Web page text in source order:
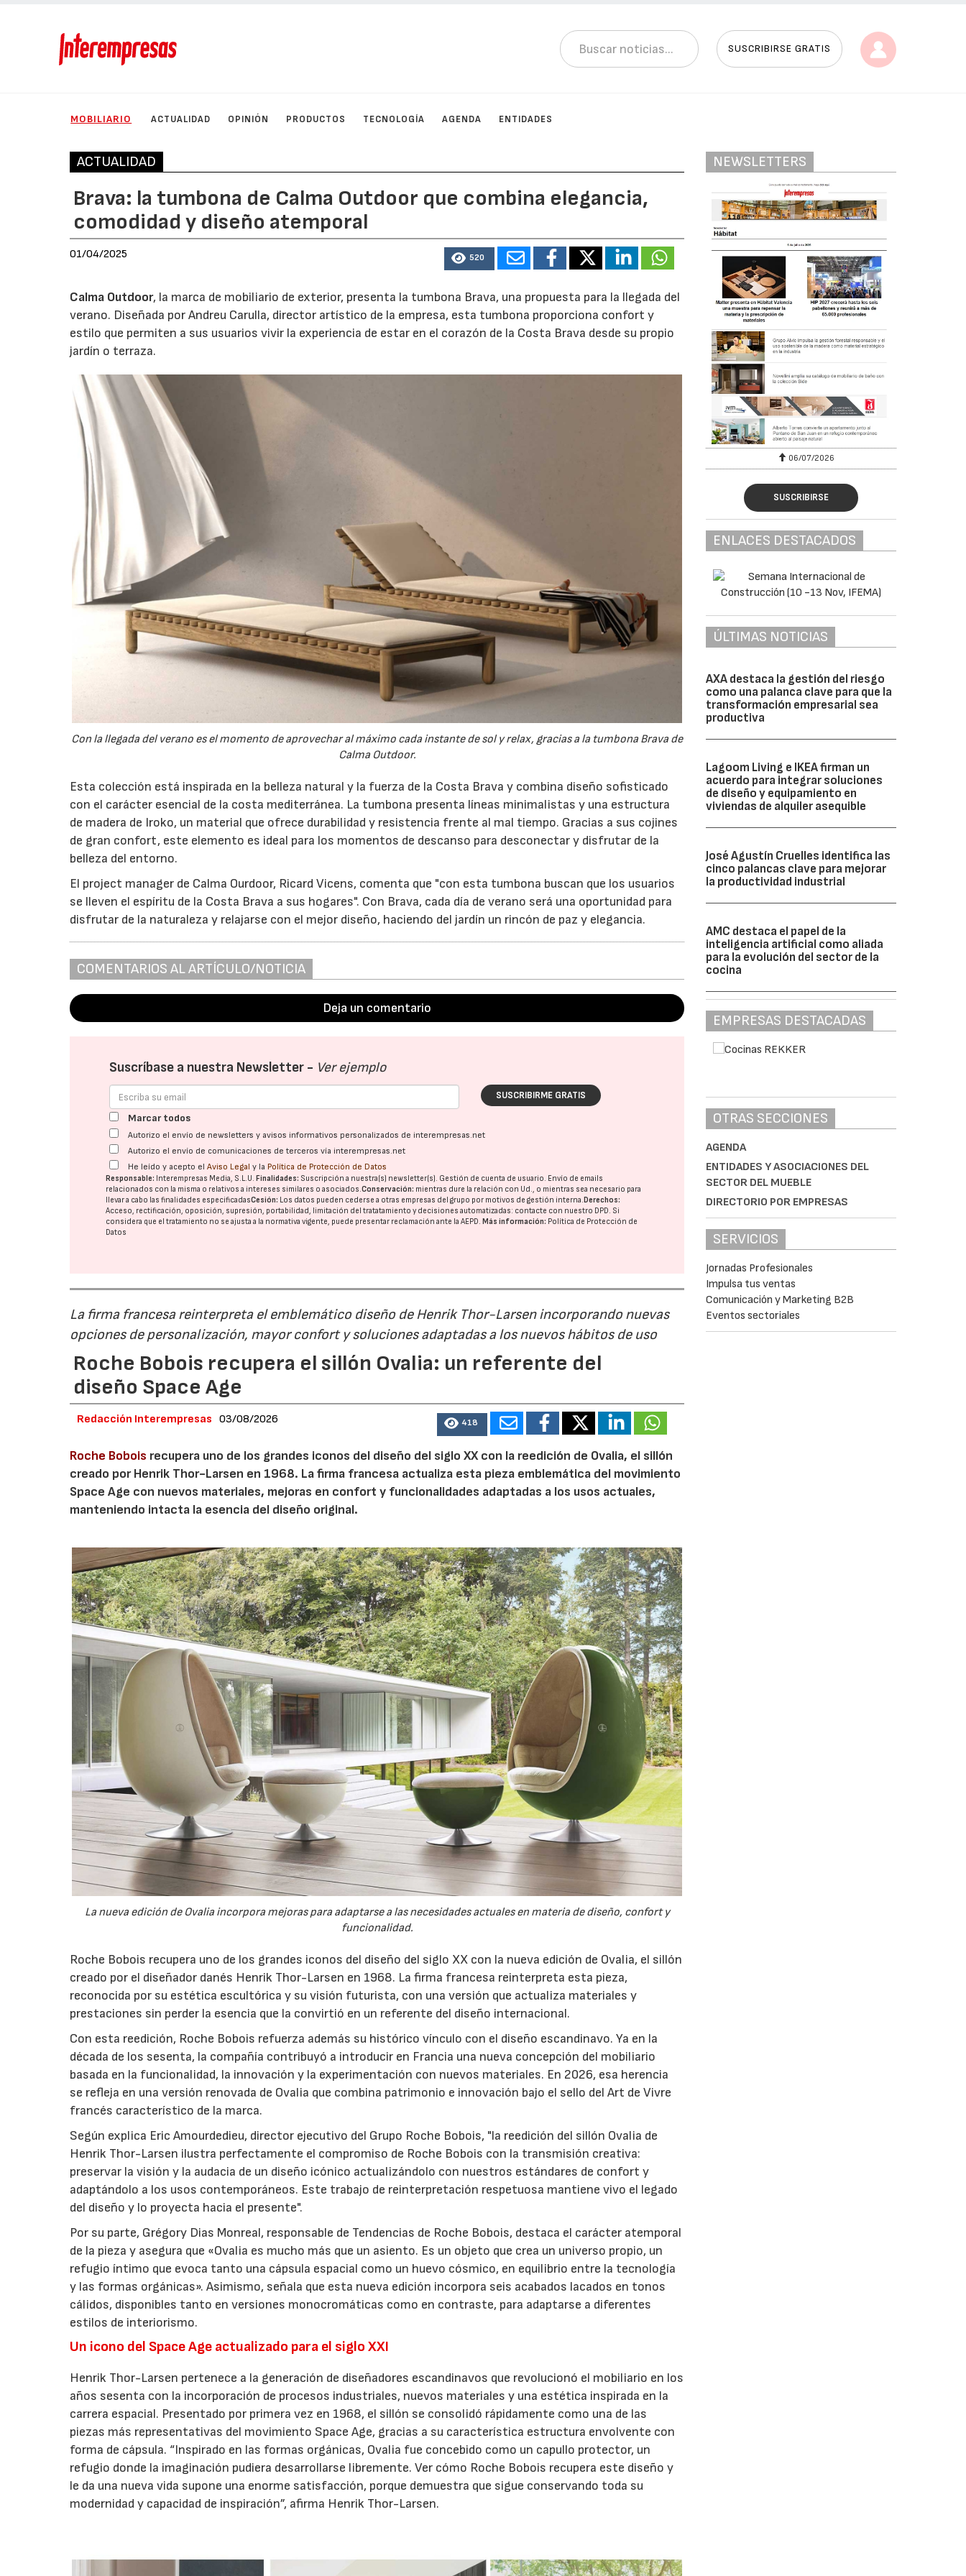
SUSCRIBIRSE GRATIS
MOBILIARIO ACTUALIDAD OPINIÓN PRODUCTOS TECNOLOGÍA AGENDA ENTIDADES
ACTUALIDAD
Brava: la tumbona de Calma Outdoor que combina elegancia,
comodidad y diseño atemporal
01/04/2025 520
Calma Outdoor, la marca de mobiliario de exterior, presenta la tumbona Brava, una propuesta para la llegada del
verano. Diseñada por Andreu Carulla, director artístico de la empresa, esta tumbona proporciona confort y
estilo que permiten a sus usuarios vivir la experiencia de estar en el corazón de la Costa Brava desde su propio
jardín o terraza.
Con la llegada del verano es el momento de aprovechar al máximo cada instante de sol y relax, gracias a la tumbona Brava de
Calma Outdoor.
Esta colección está inspirada en la belleza natural y la fuerza de la Costa Brava y combina diseño sofisticado
con el carácter esencial de la costa mediterránea. La tumbona presenta líneas minimalistas y una estructura
de madera de Iroko, un material que ofrece durabilidad y resistencia frente al mal tiempo. Gracias a sus cojines
de gran confort, este elemento es ideal para los momentos de descanso para desconectar y disfrutar de la
belleza del entorno.
El project manager de Calma Ourdoor, Ricard Vicens, comenta que "con esta tumbona buscan que los usuarios
se lleven el espíritu de la Costa Brava a sus hogares". Con Brava, cada día de verano será una oportunidad para
disfrutar de la naturaleza y relajarse con el mejor diseño, haciendo del jardín un rincón de paz y elegancia.
COMENTARIOS AL ARTÍCULO/NOTICIA
Deja un comentario
Suscríbase a nuestra Newsletter - Ver ejemplo
SUSCRIBIRME GRATIS
Marcar todos
Autorizo el envío de newsletters y avisos informativos personalizados de interempresas.net
Autorizo el envío de comunicaciones de terceros vía interempresas.net
He leído y acepto elAviso Legal y la Política de Protección de Datos
Responsable: Interempresas Media, S.L.U. Finalidades: Suscripción a nuestra(s) newsletter(s). Gestión de cuenta de usuario. Envío de emails
relacionados con la misma o relativos a intereses similares o asociados.Conservación: mientras dure la relación con Ud., o mientras sea necesario para
llevar a cabo las finalidades especificadasCesión: Los datos pueden cederse a otras empresas del grupo por motivos de gestión interna. Derechos:
Acceso, rectificación, oposición, supresión, portabilidad, limitación del tratatamiento y decisiones automatizadas: contacte con nuestro DPD. Si
considera que el tratamiento no se ajusta a la normativa vigente, puede presentar reclamación ante laAEPD. Más información: Política de Protección de
Datos
La firma francesa reinterpreta el emblemático diseño de Henrik Thor-Larsen incorporando nuevas
opciones de personalización, mayor confort y soluciones adaptadas a los nuevos hábitos de uso
Roche Bobois recupera el sillón Ovalia: un referente del
diseño Space Age
Redacción Interempresas 03/08/2026 418
Roche Bobois recupera uno de los grandes iconos del diseño del siglo XX con la reedición de Ovalia, el sillón
creado por Henrik Thor-Larsen en 1968. La firma francesa actualiza esta pieza emblemática del movimiento
Space Age con nuevos materiales, mejoras en confort y funcionalidades adaptadas a los usos actuales,
manteniendo intacta la esencia del diseño original.
La nueva edición de Ovalia incorpora mejoras para adaptarse a las necesidades actuales en materia de diseño, confort y
funcionalidad.
Roche Bobois recupera uno de los grandes iconos del diseño del siglo XX con la nueva edición de Ovalia, el sillón
creado por el diseñador danés Henrik Thor-Larsen en 1968. La firma francesa reinterpreta esta pieza,
reconocida por su estética escultórica y su visión futurista, con una versión que actualiza materiales y
prestaciones sin perder la esencia que la convirtió en un referente del diseño internacional.
Con esta reedición, Roche Bobois refuerza además su histórico vínculo con el diseño escandinavo. Ya en la
década de los sesenta, la compañía contribuyó a introducir en Francia una nueva concepción del mobiliario
basada en la funcionalidad, la innovación y la experimentación con nuevos materiales. En 2026, esa herencia
se refleja en una versión renovada de Ovalia que combina patrimonio e innovación bajo el sello del Art de Vivre
francés característico de la marca.
Según explica Eric Amourdedieu, director ejecutivo del Grupo Roche Bobois, "la reedición del sillón Ovalia de
Henrik Thor-Larsen ilustra perfectamente el compromiso de Roche Bobois con la transmisión creativa:
preservar la visión y la audacia de un diseño icónico actualizándolo con nuestros estándares de confort y
adaptándolo a los usos contemporáneos. Este trabajo de reinterpretación respetuosa mantiene vivo el legado
del diseño y lo proyecta hacia el presente".
Por su parte, Grégory Dias Monreal, responsable de Tendencias de Roche Bobois, destaca el carácter atemporal
de la pieza y asegura que «Ovalia es mucho más que un asiento. Es un objeto que crea un universo propio, un
refugio íntimo que evoca tanto una cápsula espacial como un huevo cósmico, en equilibrio entre la tecnología
y las formas orgánicas». Asimismo, señala que esta nueva edición incorpora seis acabados lacados en tonos
cálidos, disponibles tanto en versiones monocromáticas como en contraste, para adaptarse a diferentes
estilos de interiorismo.
Un icono del Space Age actualizado para el siglo XXI
Henrik Thor-Larsen pertenece a la generación de diseñadores escandinavos que revolucionó el mobiliario en los
años sesenta con la incorporación de procesos industriales, nuevos materiales y una estética inspirada en la
carrera espacial. Presentado por primera vez en 1968, el sillón se consolidó rápidamente como una de las
piezas más representativas del movimiento Space Age, gracias a su característica estructura envolvente con
forma de cápsula. “Inspirado en las formas orgánicas, Ovalia fue concebido como un capullo protector, un
refugio donde la imaginación pudiera desarrollarse libremente. Ver cómo Roche Bobois recupera este diseño y
le da una nueva vida supone una enorme satisfacción, porque demuestra que sigue conservando toda su
modernidad y capacidad de inspiración”, afirma Henrik Thor-Larsen.
NEWSLETTERS
06/07/2026
SUSCRIBIRSE
ENLACES DESTACADOS
ÚLTIMAS NOTICIAS
AXA destaca la gestión del riesgo
como una palanca clave para que la
transformación empresarial sea
productiva
Lagoom Living e IKEA firman un
acuerdo para integrar soluciones
de diseño y equipamiento en
viviendas de alquiler asequible
José Agustín Cruelles identifica las
cinco palancas clave para mejorar
la productividad industrial
AMC destaca el papel de la
inteligencia artificial como aliada
para la evolución del sector de la
cocina
EMPRESAS DESTACADAS
OTRAS SECCIONES
AGENDA
ENTIDADES Y ASOCIACIONES DEL
SECTOR DEL MUEBLE
DIRECTORIO POR EMPRESAS
SERVICIOS
Jornadas Profesionales
Impulsa tus ventas
Comunicación y Marketing B2B
Eventos sectoriales